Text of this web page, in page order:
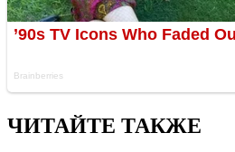
ЧИТАЙТЕ ТАКЖЕ